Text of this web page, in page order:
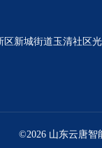
新城街道玉清社区
©2026 山东云唐